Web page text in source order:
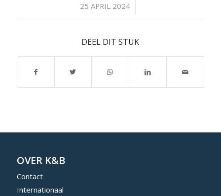
25 APRIL 2024
/
DEEL DIT STUK
OVER K&B
Contact
Internationaal